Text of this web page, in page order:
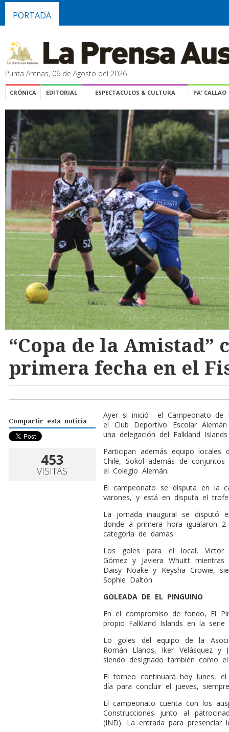
PORTADA
Punta Arenas, 06 de Agosto del 2026
CRÓNICA EDITORIAL ESPECTACULOS & CULTURA PA' CALLAO
“Copa de la Amistad”
primera fecha en el
Compartir esta noticia
453
VISITAS
Ayer si inició
el Campeonato de
el Club Deportivo Escolar
una delegación del Falkland
Participan además equipo
Chile, Sokol además de
el Colegio Alemán.
El campeonato se disputa en la
varones, y está en disputa el
La jornada inaugural se disputó
donde a primera hora igualaron
categoría de damas.
Los goles para el local, Víctor
Gómez y Javiera Whuitt
Daisy Noake y Keysha Crowie,
Sophie Dalton.
GOLEADA DE EL PINGUINO
En el compromiso de fondo, El
propio Falkland Islands en la serie
Lo goles del equipo de la
Román Llanos, Iker Velásquez y
siendo designado también como
El torneo continuará hoy lunes,
día para concluir el jueves,
El campeonato cuenta con los
Construcciones junto al
(IND). La entrada para presenciar